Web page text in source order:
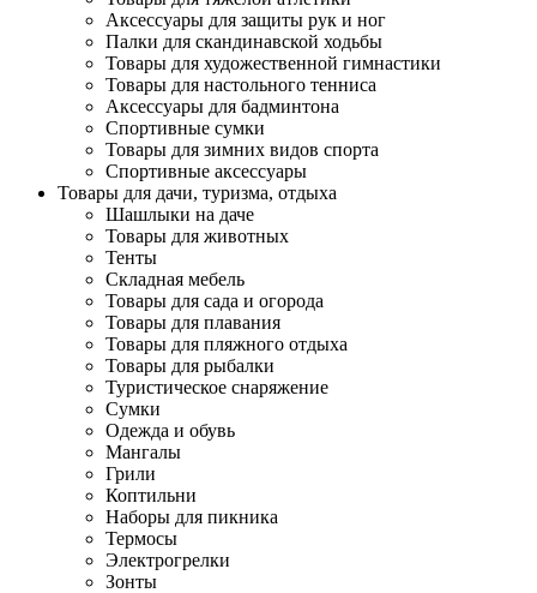
Аксессуары для защиты рук и ног
Палки для скандинавской ходьбы
Товары для художественной гимнастики
Товары для настольного тенниса
Аксессуары для бадминтона
Спортивные сумки
Товары для зимних видов спорта
Спортивные аксессуары
Товары для дачи, туризма, отдыха
Шашлыки на даче
Товары для животных
Тенты
Складная мебель
Товары для сада и огорода
Товары для плавания
Товары для пляжного отдыха
Товары для рыбалки
Туристическое снаряжение
Сумки
Одежда и обувь
Мангалы
Грили
Коптильни
Наборы для пикника
Термосы
Электрогрелки
Зонты